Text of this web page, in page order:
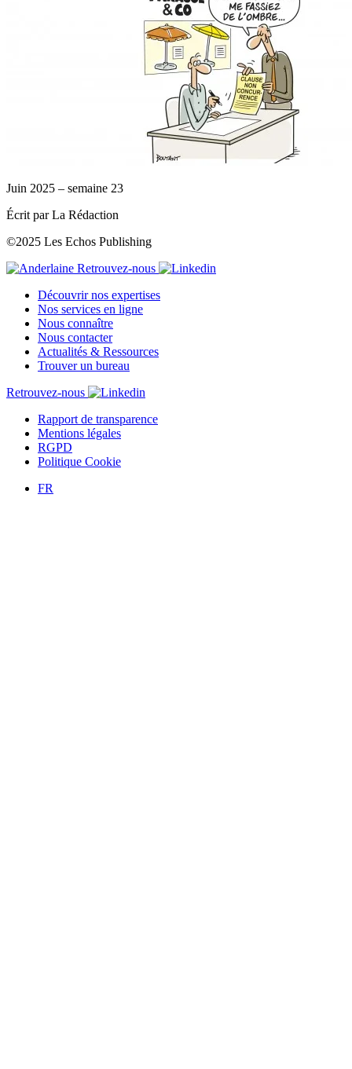
Juin 2025 – semaine 23
Écrit par La Rédaction
©2025 Les Echos Publishing
Retrouvez-nous
Découvrir nos expertises
Nos services en ligne
Nous connaître
Nous contacter
Actualités & Ressources
Trouver un bureau
Retrouvez-nous
Rapport de transparence
Mentions légales
RGPD
Politique Cookie
FR